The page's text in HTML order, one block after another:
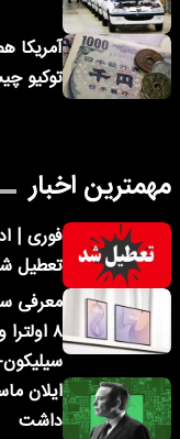
آمریکا
توکیو
مهمترین اخبار
تعطیل
داشت